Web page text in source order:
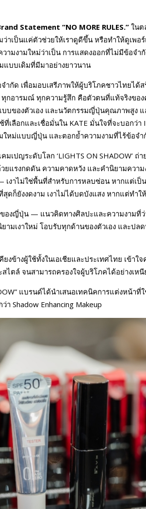
Statement “NO MORE RULES.” ในต
าเป็นแค่ตัวช่วยให้เราดูดีขึ้น หรือทำให้ดูเพ
วามงามใหม่ว่าเป็น การแสดงออกที่ไม่มีข้อจ
แบบเดิมที่มีมาอย่างยาวนาน
กัด เพื่อมอบเสรีภาพให้ผู้บริโภคชาวไทยได้
ทุกอารมณ์ ทุกความรู้สึก คือตัวตนที่แท้จริงข
บของตัวเอง และนวัตกรรมญี่ปุ่นคุณภาพสูง แ
เลือกและเชื่อมั่นใน KATE มั่นใจที่จะบอกว่า
ใหม่แบบญี่ปุ่น และตอกย้ำความงามที่ไร้ข้อจำ
ปญระดับโลก ‘LIGHTS ON SHADOW’ ถ่
ยแรงกดดัน ความคาดหวัง และคำนิยามคว
เงาไม่ใช่พื้นที่สำหรับการหลบซ่อน หากแต่เป็
ดก็ยังงดงาม เงาไม่ได้บดบังแสง หากแต่ทำใ
องญี่ปุ่น — แนวคิดทางศิลปะและความงามที่ว่
มเงาใหม่ โอบรับทุกด้านของตัวเอง และปล
งข้างผู้ใช้ทั้งในเอเชียและประเทศไทย เข้า
ไตล์ จนสามารถครองใจผู้บริโภคได้อย่างเห
แบรนด์ได้นำเสนอเทคนิคการแต่งหน้าที่
Shadow Enhancing Makeup